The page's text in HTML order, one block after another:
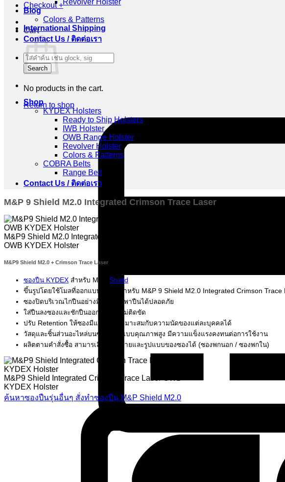
Checkout +
Cart
No products in the cart.
Return to shop
Revolver Holster
Blog
Colors & Patterns
International Shipping
Contact Us / ติดต่อเรา
Products
search
Search
Shop
KYDEX Holsters
Ready to Ship Holsters
IWB Holster
OWB Range Holster
Revolver Holster
Colors & Patterns
COBRA Belts
Range Belt
Contact Us / ติดต่อเรา
M&P 9 Shield M2.0 Integrated Crimson Trace Laser
M&P9 Shield M2.0 Integrated Crimson Trace Laser
OWB KYDEX Holster
M&P9 Shield M2.0 + Crimson Trace Laser
ซองปืน KYDEX สำหรับ M&P Shield
ขึ้นรูปโดยใช้โมลที่ออกแบบเฉพาะสำหรับ M&P 9 Shield M2.0 Integrated Crimson Trace
ซองปิดบริเวณไกปืนอย่างมิดชิด พกพาปืนได้ปลอดภัย
ใส่ปืนลงซองและชักปืนออกได้ง่าย ไม่ติดขัด
ปรับ Retention ให้ซองมีแรงบีบที่เหมาะสมกับความนัดของแต่ละบุคคลได้
วัสดุและชิ้นส่วนอะไหล่บนซอง เป็นแบบคุณภาพสูง มีความแข็งแรงคงทนต่อการใช้งาน
ผลิตตามคำสั่งซื้อ สามารเลือกลวดลายและรูปแบบของซองได้ (ซองพกนอก / ซองพกใน)
M&P9 Shield Integrated Crimson Trace Laser OWB
KYDEX Holster
ค้นหาซองปืนรุ่นอื่นๆ สั่งทำซองปืน M&P Shield M2.0